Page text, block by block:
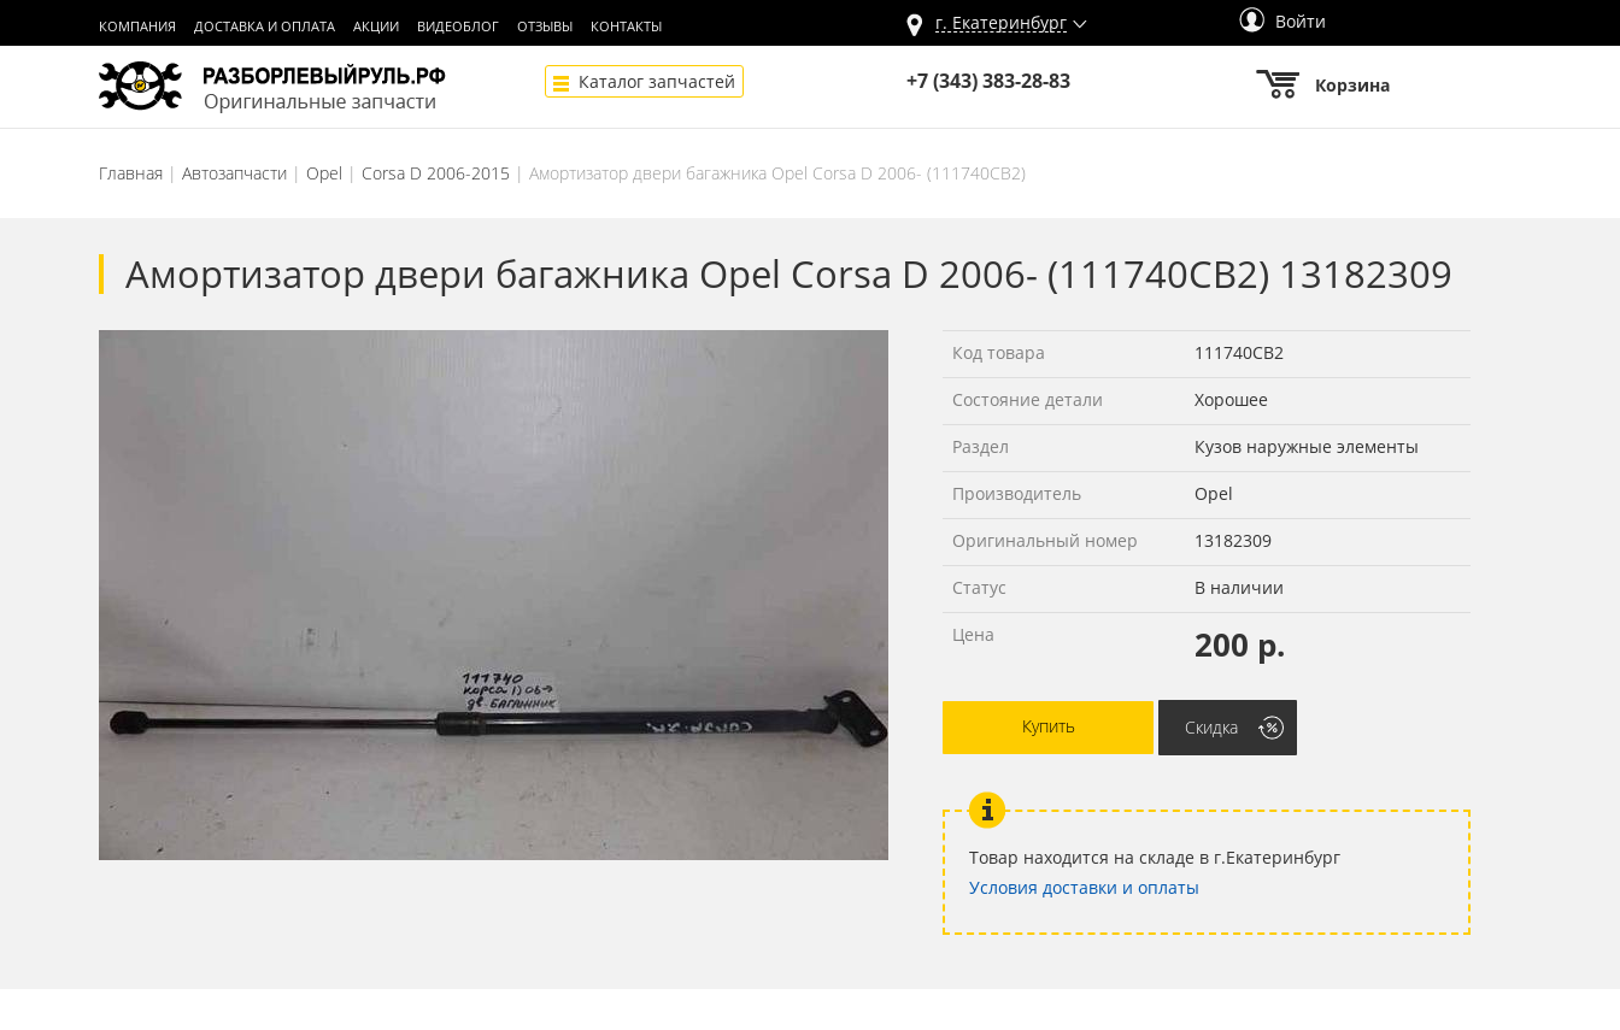
КОМПАНИЯ ДОСТАВКА И ОПЛАТА АКЦИИ ВИДЕОБЛОГ ОТЗЫВЫ КОНТАКТЫ г. Екатеринбург Войти
Каталог запчастей +7 (343) 383-28-83 Корзина
Главная Автозапчасти Opel Corsa D 2006-2015 Амортизатор двери багажника Opel Corsa D 2006- (111740СВ2)
Амортизатор двери багажника Opel Corsa D 2006- (111740СВ2) 13182309
Код товара 111740СВ2
Состояние детали Хорошее
Раздел Кузов наружные элементы
Производитель Opel
Оригинальный номер 13182309
Статус В наличии
Цена 200 р.
Купить Скидка
Товар находится на складе в г.Екатеринбург
Условия доставки и оплаты